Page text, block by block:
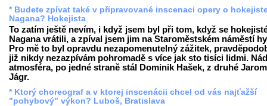
* Budete zpívat také v připravované inscenaci opery o
Nagana? Hokejista
To zatím ještě nevím, i když jsem byl při tom, když se
Nagana vrátili, a zpíval jsem jim na Staroměstském náměstí
Pro mě to byl opravdu nezapomenutelný zážitek,
již nikdy nezazpívám pohromadě s více jak sto tisíci lidmi.
atmosféra, po jedné straně stál Dominik Hašek, z druhé
Jágr.
* Ktorý choreograf a v ktorej inscenácii chcel od vás najťažší
"pohybový" výkon? Luboš, Bratislava